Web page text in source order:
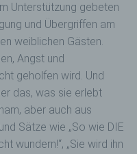
Unterstützung gebeten
und Übergriffen am
weiblichen Gästen.
Angst und
geholfen wird. Und
das, was sie erlebt
aber auch aus
Sätze wie „So wie DIE
wundern!“, „Sie wird ihn